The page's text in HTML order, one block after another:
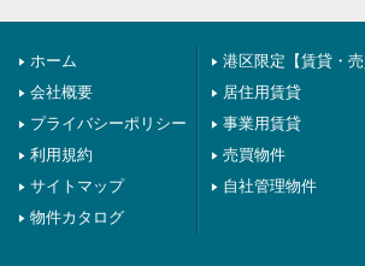
ホーム
会社概要
プライバシーポリシー
利用規約
サイトマップ
物件カタログ
港区限定【賃貸・売
居住用賃貸
事業用賃貸
売買物件
自社管理物件